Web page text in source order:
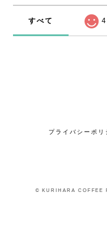
すべて 4
プライバシーポリ
© KURIHARA